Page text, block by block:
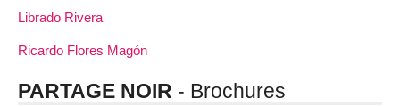
Librado Rivera
Ricardo Flores Magón
PARTAGE NOIR - Brochures